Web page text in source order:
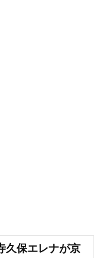
久保エレナが京